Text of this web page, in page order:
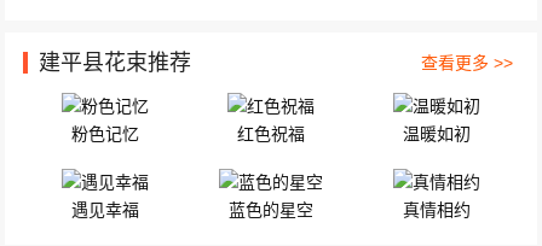
建平县花束推荐 查看更多 >>
粉色记忆 红色祝福 温暖如初
遇见幸福 蓝色的星空 真情相约